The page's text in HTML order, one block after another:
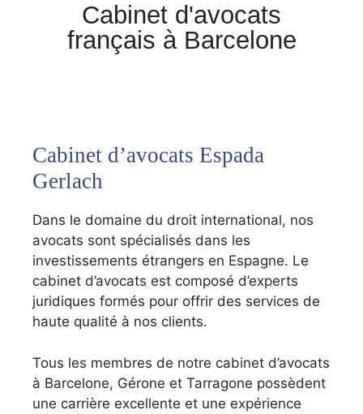
Cabinet d'avocats
français à Barcelone
Cabinet d’avocats Espada
Gerlach
Dans le domaine du droit international, nos
avocats sont spécialisés dans les
investissements étrangers en Espagne. Le
cabinet d’avocats est composé d’experts
juridiques formés pour offrir des services de
haute qualité à nos clients.
Tous les membres de notre cabinet d’avocats
à Barcelone, Gérone et Tarragone possèdent
une carrière excellente et une expérience